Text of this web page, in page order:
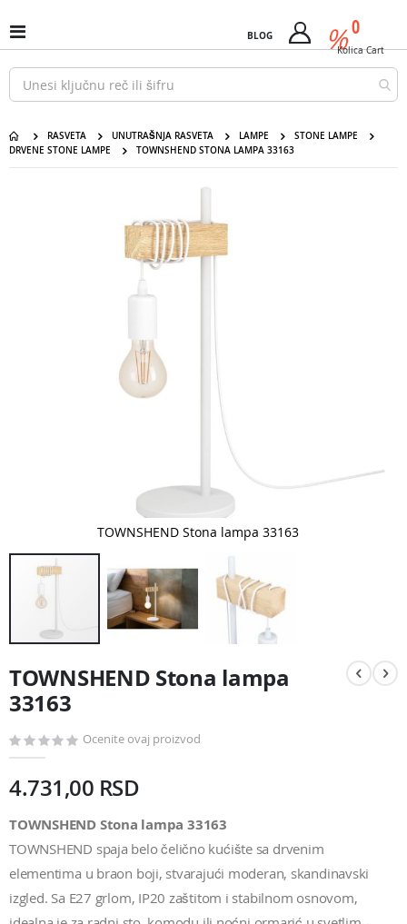
na
sadržaj
Uključi
/
isključi
Nav
BLOG %
Cart 0
Kolica Cart
RASVETA UNUTRAŠNJA RASVETA LAMPE
STONE LAMPE
DRVENE STONE LAMPE
TOWNSHEND STONA LAMPA 33163
TOWNSHEND Stona lampa 33163
početak
galerije
slika
TOWNSHEND Stona lampa
33163
Ocenite ovaj proizvod
4.731,00 RSD
TOWNSHEND Stona lampa 33163
TOWNSHEND spaja belo čelično kućište sa drvenim
elementima u braon boji, stvarajući moderan, skandinavski
izgled. Sa E27 grlom, IP20 zaštitom i stabilnom osnovom,